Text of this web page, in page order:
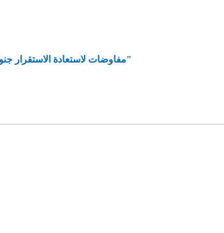
مفاوضات لاستعادة الاستقرار جنوباً: تخيلات إسرائيل ووقائع "الحزب"